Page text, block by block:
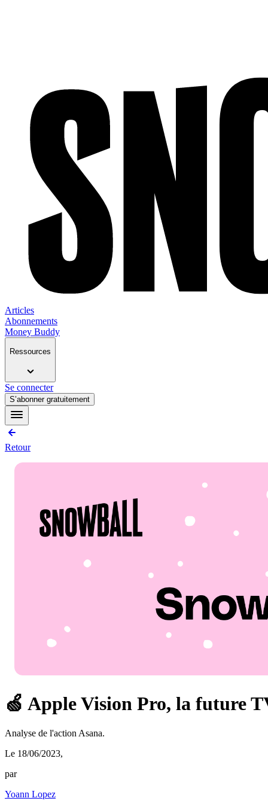
Articles
Abonnements
Money Buddy
Ressources
Se connecter
S’abonner gratuitement
Retour
🍏 Apple Vision Pro, la future
Analyse de l'action Asana.
Le 18/06/2023,
par
Yoann Lopez